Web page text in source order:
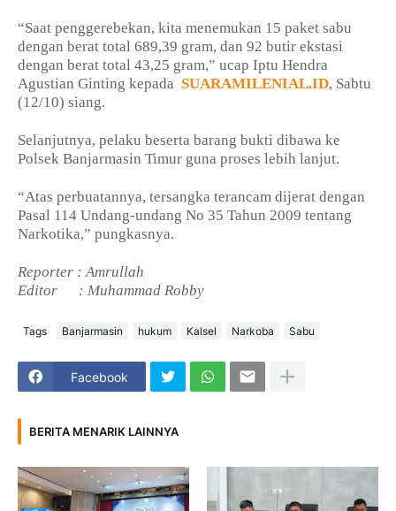
“Saat penggerebekan, kita menemukan 15 paket sabu
dengan berat total 689,39 gram, dan 92 butir ekstasi
dengan berat total 43,25 gram,” ucap Iptu Hendra
Agustian Ginting kepada SUARAMILENIAL.ID, Sabtu
(12/10) siang.
Selanjutnya, pelaku beserta barang bukti dibawa ke
Polsek Banjarmasin Timur guna proses lebih lanjut.
“Atas perbuatannya, tersangka terancam dijerat dengan
Pasal 114 Undang-undang No 35 Tahun 2009 tentang
Narkotika,” pungkasnya.
Reporter : Amrullah
Editor
: Muhammad Robby
Tags Banjarmasin hukum Kalsel Narkoba Sabu
Facebook
BERITA MENARIK LAINNYA